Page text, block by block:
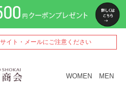
イト・メールにご注意ください
WOMEN MEN
ペー
ジト
ップ
へ